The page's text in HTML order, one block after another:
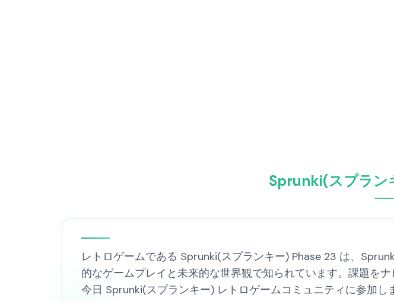
Sprunki(スプラン
レトロゲームである Sprunki(スプランキー) Phase 23 は、
的なゲームプレイと未来的な世界観で知られています。課題を
今日 Sprunki(スプランキー) レトロゲームコミュニティに参加し